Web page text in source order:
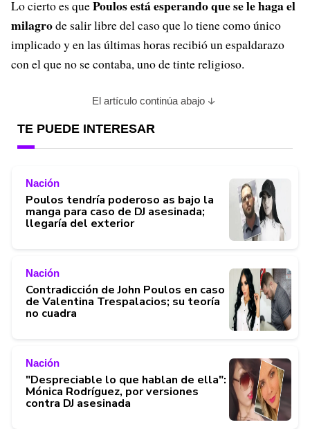
Lo cierto es quePoulos está esperando que se le haga el
milagrode salir libre del caso que lo tiene como único
implicado y en las últimas horas recibió un espaldarazo
con el que no se contaba, uno de tinte religioso.
El artículo continúa abajo
TE PUEDE INTERESAR
Nación
Poulos tendría poderoso as bajo la
manga para caso de DJ asesinada;
llegaría del exterior
Nación
Contradicción de John Poulos en caso
de Valentina Trespalacios; su teoría
no cuadra
Nación
"Despreciable lo que hablan de ella":
Mónica Rodríguez, por versiones
contra DJ asesinada